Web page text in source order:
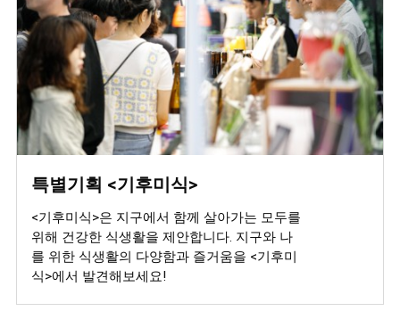
특별기획 <기후미식>
<기후미식>은 지구에서 함께 살아가는 모두를
위해 건강한 식생활을 제안합니다. 지구와 나
를 위한 식생활의 다양함과 즐거움을 <기후미
식>에서 발견해보세요!